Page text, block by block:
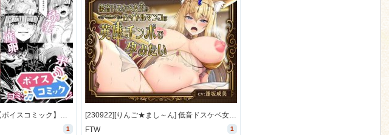
[230923][DLボイコミ] 【ボイスコミック】パラサイトラバー ―黒ラバー触手服に寄生された姫騎士物語― [25M] [RJ01101205]
1
[230922][りんご★まし～ん] 低音ドスケベ女王のロイヤルマンコは英雄チンポで孕みたい【アニメ版】 [878M] [RJ01094002]
1
FTW